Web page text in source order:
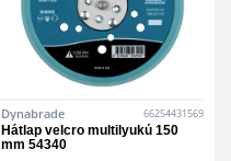
Dynabrade 66254431569
Hátlap velcro multilyukú 150
mm 54340